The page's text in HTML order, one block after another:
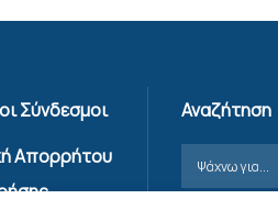
Σύνδεσμοι
Απορρήτου
Αναζήτηση